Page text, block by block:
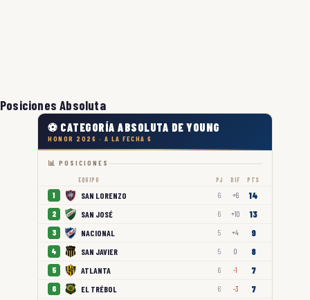
Posiciones Absoluta
⚽ CATEGORÍA ABSOLUTA DE YOUNG
HONOR 2026 · A LA FECHA 6
📊 POSICIONES
EQUIPO PJ DIF PTS
1 SAN LORENZO 6 +6 14
2 SAN JOSÉ 6 +10 13
3 NACIONAL 5 +4 9
4 SAN JAVIER 5 0 8
5 ATLANTA 6 -1 7
6 EL TRÉBOL 6 -3 7